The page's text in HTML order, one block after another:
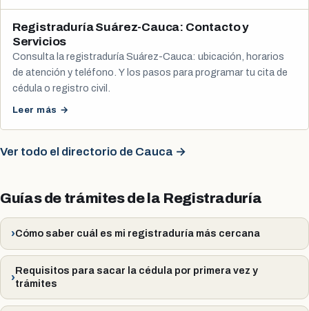
Registraduría Suárez-Cauca: Contacto y
Servicios
Consulta la registraduría Suárez-Cauca: ubicación, horarios
de atención y teléfono. Y los pasos para programar tu cita de
cédula o registro civil.
Leer más →
Ver todo el directorio de Cauca →
Guías de trámites de la Registraduría
Cómo saber cuál es mi registraduría más cercana
Requisitos para sacar la cédula por primera vez y
trámites